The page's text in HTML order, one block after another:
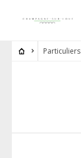
Particuliers